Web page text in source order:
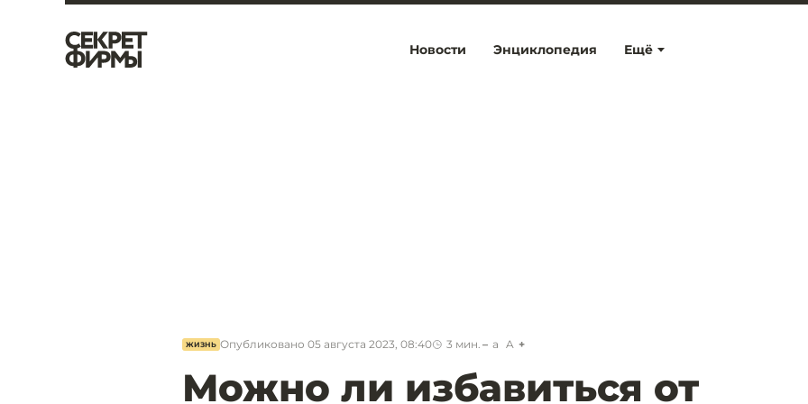
Ещё
Новости Энциклопедия
ЖИЗНЬ Опубликовано 05 августа 2023, 08:40 3 мин. a A
Можно ли избавиться от